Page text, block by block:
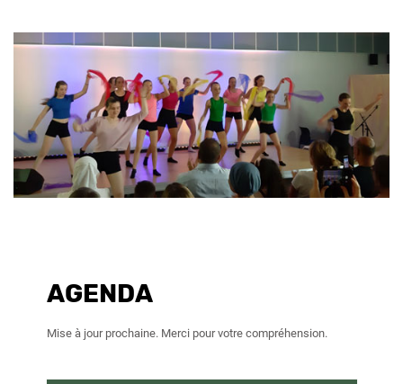
AGENDA
Mise à jour prochaine. Merci pour votre compréhension.